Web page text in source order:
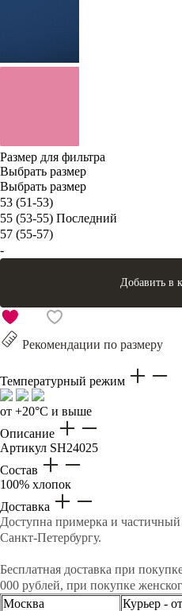
Размер для фильтра
Выбрать размер
Выбрать размер
53 (51-53)
55 (53-55) Последний
57 (55-57)
-
Добавить в
Рекомендации по размеру
Температурный режим
от +20°C и выше
Описание
Артикул SH24025
Состав
100% хлопок
Доставка
Доступна примерка и
Санкт-Петербургу.
Бесплатная доставка при
000 рублей, при покупке
Москва
Курьер -